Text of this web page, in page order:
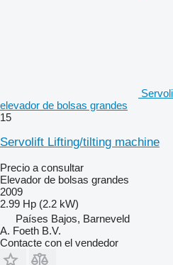
elevador de bolsas grandes
15
Servolift Lifting/tilting machine
Precio a consultar
Elevador de bolsas grandes
2009
2.99 Hp (2.2 kW)
Países Bajos, Barneveld
A. Foeth B.V.
Contacte con el vendedor